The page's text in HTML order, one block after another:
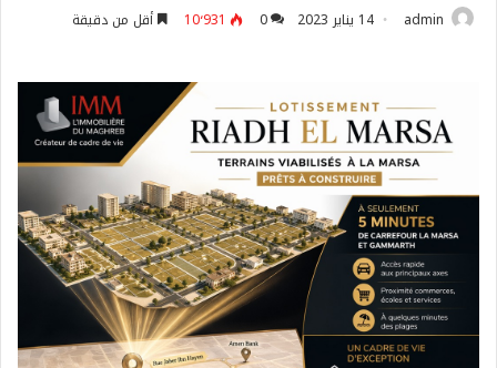
admin 14 يناير 2023 0 10٬931 أقل من دقيقة